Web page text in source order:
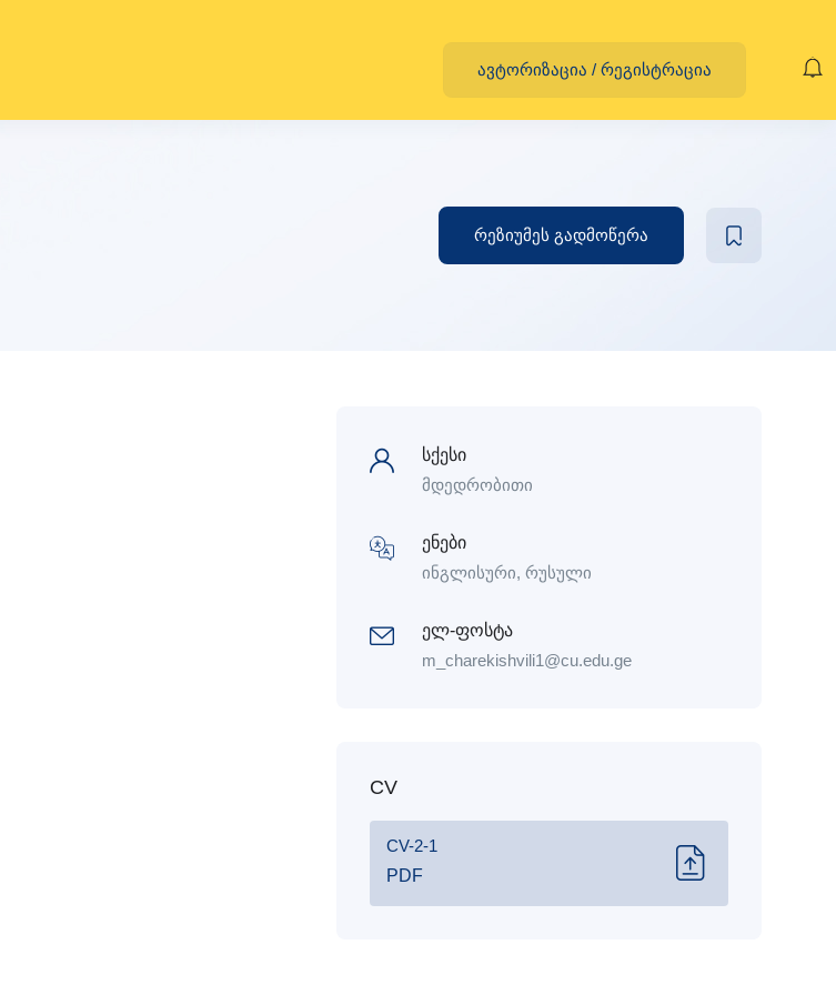
ავტორიზაცია / რეგისტრაცია
რეზიუმეს გადმოწერა
სქესი
მდედრობითი
ენები
ინგლისური, რუსული
ელ-ფოსტა
m_charekishvili1@cu.edu.ge
CV
CV-2-1
PDF